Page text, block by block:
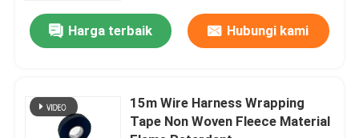
Harga terbaik Hubungi kami
15m Wire Harness Wrapping
Tape Non Woven Fleece Material